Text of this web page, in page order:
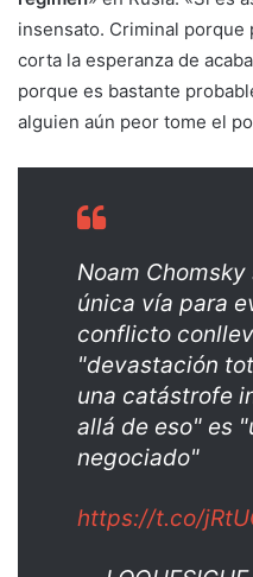
insensato. Criminal
corta la esperanza de
porque es bastante
alguien aún peor tome el
Noam
única vía para
conflicto
"devastación
una catástrofe
allá de eso" es
negociado"
https://t.co/